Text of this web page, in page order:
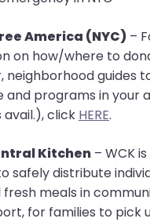
America (NYC) –
on how/where to
neighborhood guides
and programs in your
avail.), click HERE.
Kitchen – WCK
safely distribute
meals in
for families to pick